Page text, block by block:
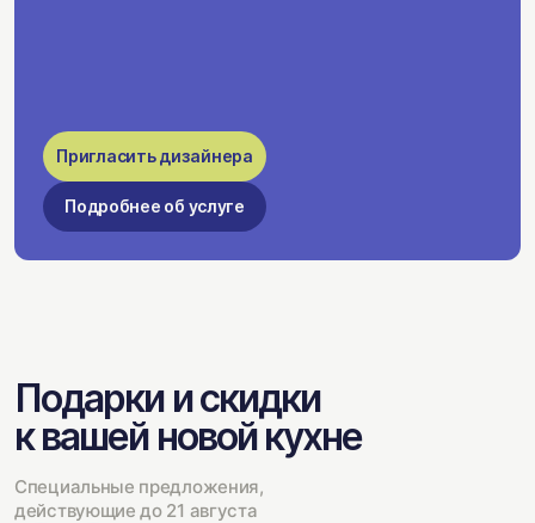
Пригласить дизайнера
Подробнее об услуге
Подарки и скидки
к вашей новой кухне
Специальные предложения,
действующие до 21 августа